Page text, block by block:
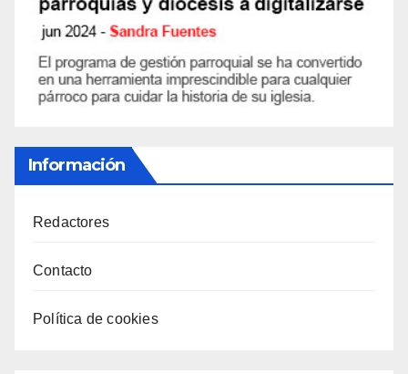
Información
Redactores
Contacto
Política de cookies